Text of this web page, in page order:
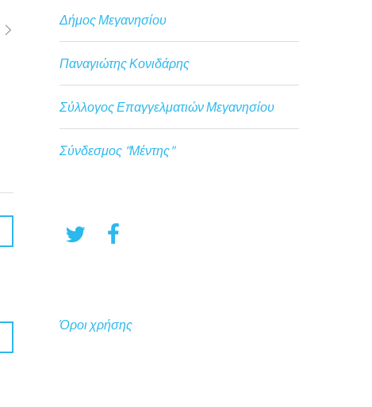
Δήμος Μεγανησίου
Παναγιώτης Κονιδάρης
Σύλλογος Επαγγελματιών Μεγανησίου
Σύνδεσμος "Μέντης"
Όροι χρήσης